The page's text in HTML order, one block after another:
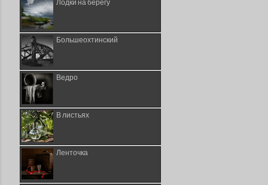
Лодки на берегу
Большеохтинский
Ведро
В листьях
Ленточка